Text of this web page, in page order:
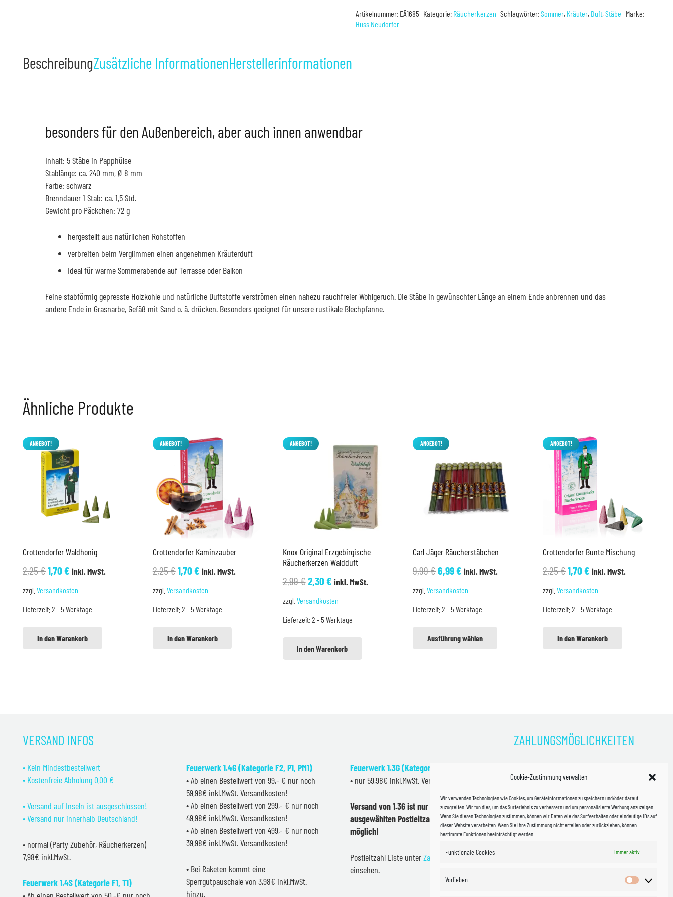
Cookie-Zustimmung verwalten
Wir verwenden Technologien wie Cookies, um Geräteinformationen zu speichern und/oder darauf
zuzugreifen. Wir tun dies, um das Surferlebnis zu verbessern und um personalisierte Werbung anzuzeigen.
Wenn Sie diesen Technologien zustimmen, können wir Daten wie das Surfverhalten oder eindeutige IDs auf
dieser Website verarbeiten. Wenn Sie Ihre Zustimmung nicht erteilen oder zurückziehen, können
bestimmte Funktionen beeinträchtigt werden.
Funktionale Cookies Immer aktiv
Vorlieben Vorlieben
mild
Menge
Artikelnummer: EÄ1685 Kategorie: Räucherkerzen Schlagwörter:Sommer, Kräuter, Duft,Stäbe Marke:
Huss Neudorfer
BeschreibungZusätzliche InformationenHerstellerinformationen
besonders für den Außenbereich, aber auch innen anwendbar
Inhalt: 5 Stäbe in Papphülse
Stablänge: ca. 240 mm, Ø 8 mm
Farbe: schwarz
Brenndauer 1 Stab: ca. 1,5 Std.
Gewicht pro Päckchen: 72 g
hergestellt aus natürlichen Rohstoffen
verbreiten beim Verglimmen einen angenehmen Kräuterduft
Ideal für warme Sommerabende auf Terrasse oder Balkon
Feine stabförmig gepresste Holzkohle und natürliche Duftstoffe verströmen einen nahezu rauchfreier Wohlgeruch. Die Stäbe in gewünschter Länge an einem Ende anbrennen und das
andere Ende in Grasnarbe, Gefäß mit Sand o. ä. drücken. Besonders geeignet für unsere rustikale Blechpfanne.
Ähnliche Produkte
ANGEBOT!
Crottendorfer Waldhonig
2,25€Ursprünglicher
Preis
2,25 €
1,70€Aktueller
1,70 €.
inkl. MwSt.
zzgl. Versandkosten
Lieferzeit:2 - 5 Werktage
In den Warenkorb
ANGEBOT!
Crottendorfer Kaminzauber
2,25€Ursprünglicher
Preis
2,25 €
1,70€Aktueller
1,70 €.
inkl. MwSt.
zzgl. Versandkosten
Lieferzeit:2 - 5 Werktage
In den Warenkorb
ANGEBOT!
Knox Original Erzgebirgische
Räucherkerzen Waldduft
2,99€Ursprünglicher
Preis
2,99 €
2,30€Aktueller
2,30 €.
inkl. MwSt.
zzgl. Versandkosten
Lieferzeit:2 - 5 Werktage
In den Warenkorb
ANGEBOT!
Carl Jäger Räucherstäbchen
9,99€Ursprünglicher
Preis
9,99 €
6,99€Aktueller
6,99 €.
inkl. MwSt.
zzgl.Versandkosten
Lieferzeit:2 - 5 Werktage
Ausführung wählen
gewählt
ANGEBOT!
Crottendorfer Bunte Mischung
2,25€Ursprünglicher
Preis
2,25 €
1,70€Aktueller
1,70 €.
inkl. MwSt.
zzgl.Versandkosten
Lieferzeit:2 - 5 Werktage
In den Warenkorb
VERSAND INFOS
• Kein Mindestbestellwert
• Kostenfreie Abholung 0,00 €
• Versand auf Inseln ist ausgeschlossen!
• Versand nur innerhalb Deutschland!
• normal (Party Zubehör, Räucherkerzen) =
7,98€ inkl.MwSt.
Feuerwerk 1.4S (Kategorie F1, T1)
Feuerwerk 1.4G (Kategorie F2, P1, PM1)
• Ab einen Bestellwert von 99,- € nur noch
59,98€ inkl.MwSt. Versandkosten!
• Ab einen Bestellwert von 299,- € nur noch
49,98€ inkl.MwSt. Versandkosten!
• Ab einen Bestellwert von 499,- € nur noch
39,98€ inkl.MwSt. Versandkosten!
• Bei Raketen kommt eine
Sperrgutpauschale von 3,98€ inkl.MwSt.
hinzu.
Feuerwerk 1.3G (Kategorie F2)
• nur 59,98€ inkl.MwSt. Versandkosten!
Versand von 1.3G ist nur innerhalb
ausgewählten Postleitzahlen in Sachsen
möglich!
Postleitzahl Liste unterZahlung & Versand
einsehen.
ZAHLUNGSMÖGLICHKEITEN